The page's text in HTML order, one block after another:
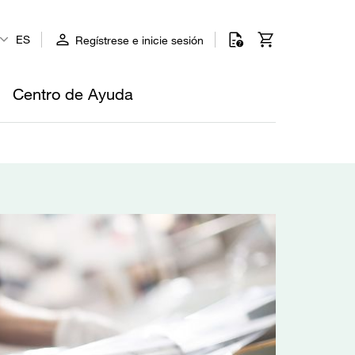
ES Regístrese e inicie sesión
Centro de Ayuda